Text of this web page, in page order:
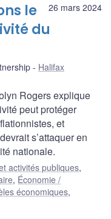
26 mars 2024
le
du
Halifax
Rogers explique
peut protéger
et
s’attaquer en
nationale.
activités publiques,
, Économie /
économiques,